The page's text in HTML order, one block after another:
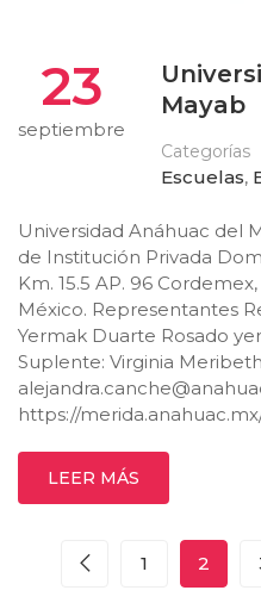
23
septiembre
Mayab
Categorías
Escuelas,
Universidad Anáhuac del
de Institución Privada
Km. 15.5 AP. 96
México. Representantes
Yermak Duarte Rosado
Suplente: Virginia
https://
LEER MÁS
1 2